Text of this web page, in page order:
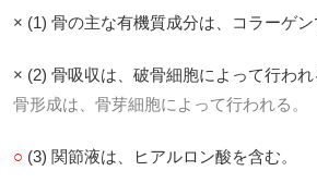
× (1) 骨の主な有機質成分は、コラーゲン
× (2) 骨吸収は、破骨細胞によって行われ
骨形成は、骨芽細胞によって行われる。
○ (3) 関節液は、ヒアルロン酸を含む。